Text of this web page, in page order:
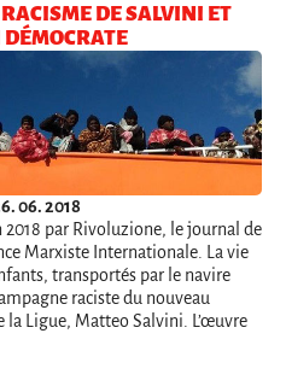
DE SALVINI ET
DÉMOCRATE
06. 2018
par Rivoluzione, le journal de
Marxiste Internationale. La vie
transportés par le navire
raciste du nouveau
la Ligue, Matteo Salvini. L’œuvre